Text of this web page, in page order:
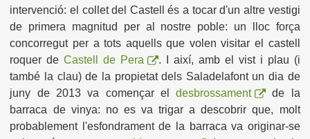
intervenció: el collet del Castell és a tocar d'un altre vestigi
de primera magnitud per al nostre poble: un lloc força
concorregut per a tots aquells que volen visitar el castell
roquer deCastell de Pera
. I així, amb el vist i plau (i
també la clau) de la propietat dels Saladelafont un dia de
juny de 2013 va començar eldesbrossament
de la
barraca de vinya: no es va trigar a descobrir que, molt
probablement l'esfondrament de la barraca va originar-se